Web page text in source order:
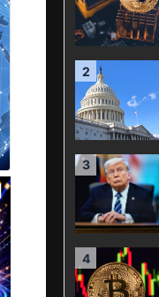
2
3
4